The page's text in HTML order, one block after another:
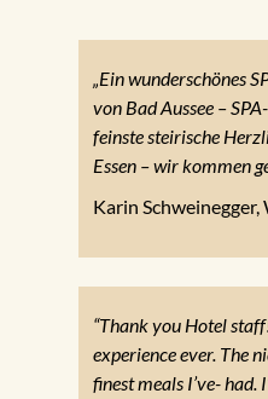
„Ein wunderschönes
von Bad Aussee –
feinste steirische
Essen – wir kommen
Karin Schweinegger,
“Thank you Hotel
experience ever. The
finest meals I’ve- had.